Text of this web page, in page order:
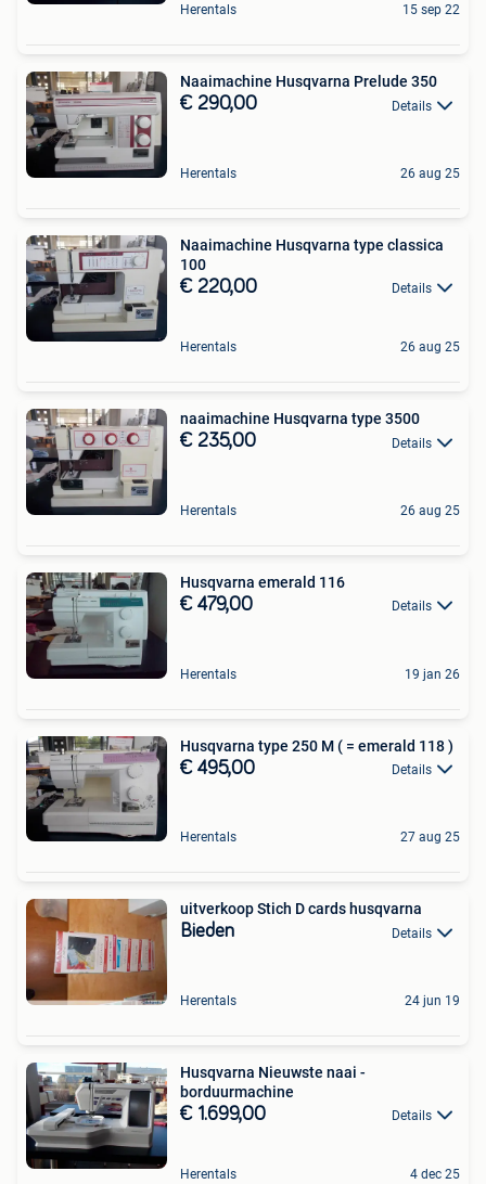
Herentals 15 sep 22
Naaimachine Husqvarna Prelude 350
€ 290,00 Details
Herentals 26 aug 25
Naaimachine Husqvarna type classica
100
€ 220,00 Details
Herentals 26 aug 25
naaimachine Husqvarna type 3500
€ 235,00 Details
Herentals 26 aug 25
Husqvarna emerald 116
€ 479,00 Details
Herentals 19 jan 26
Husqvarna type 250 M ( = emerald 118 )
€ 495,00 Details
Herentals 27 aug 25
uitverkoop Stich D cards husqvarna
Bieden Details
Herentals 24 jun 19
Husqvarna Nieuwste naai -
borduurmachine
€ 1.699,00 Details
Herentals 4 dec 25